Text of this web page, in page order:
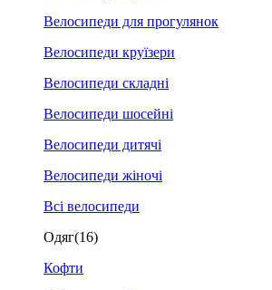
Велосипеди для прогулянок
Велосипеди круїзери
Велосипеди складні
Велосипеди шосейні
Велосипеди дитячі
Велосипеди жіночі
Всі велосипеди
Одяг(16)
Кофти